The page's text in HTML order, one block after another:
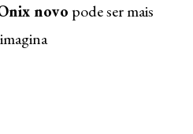
novo pode ser mais